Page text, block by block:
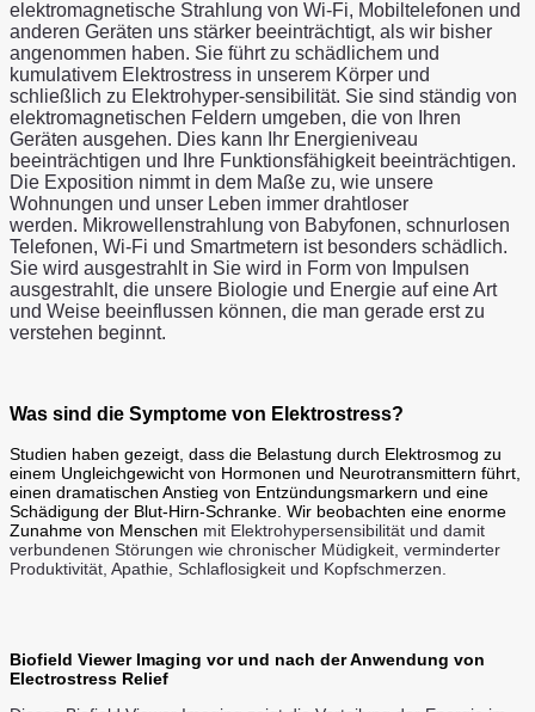
elektromagnetische Strahlung von Wi-Fi, Mobiltelefonen und
anderen Geräten uns stärker beeinträchtigt, als wir bisher
angenommen haben. Sie führt zu schädlichem und
kumulativem Elektrostress in unserem Körper und
schließlich zu Elektrohyper-sensibilität. Sie sind ständig von
elektromagnetischen Feldern umgeben, die von Ihren
Geräten ausgehen. Dies kann Ihr Energieniveau
beeinträchtigen und Ihre Funktionsfähigkeit beeinträchtigen.
Die Exposition nimmt in dem Maße zu, wie unsere
Wohnungen und unser Leben immer drahtloser
werden. Mikrowellenstrahlung von Babyfonen, schnurlosen
Telefonen, Wi-Fi und Smartmetern ist besonders schädlich.
Sie wird ausgestrahlt in Sie wird in Form von Impulsen
ausgestrahlt, die unsere Biologie und Energie auf eine Art
und Weise beeinflussen können, die man gerade erst zu
verstehen beginnt.
Was sind die Symptome von Elektrostress?
Studien haben gezeigt, dass die Belastung durch Elektrosmog zu
einem Ungleichgewicht von Hormonen und Neurotransmittern führt,
einen dramatischen Anstieg von Entzündungsmarkern und eine
Schädigung der Blut-Hirn-Schranke. Wir beobachten eine enorme
Zunahme von Menschen mit Elektrohypersensibilität und damit
verbundenen Störungen wie chronischer Müdigkeit, verminderter
Produktivität, Apathie, Schlaflosigkeit und Kopfschmerzen.
Biofield Viewer Imaging vor und nach der Anwendung von
Electrostress Relief